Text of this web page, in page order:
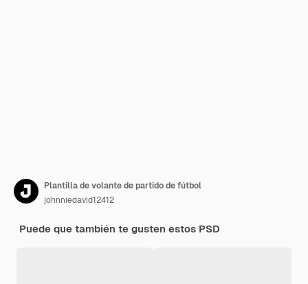
Plantilla de volante de partido de fútbol
johnniedavid12412
Puede que también te gusten estos PSD